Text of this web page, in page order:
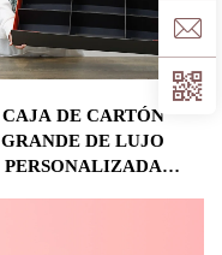
CAJA DE CARTÓN
GRANDE DE LUJO
PERSONALIZADA